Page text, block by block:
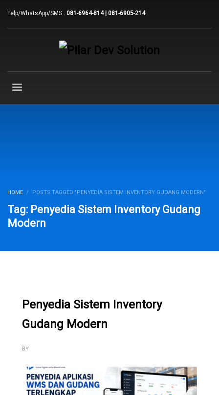
Telp/WhatsApp/SMS : 081-6964-814 | 081-6905-214
HOME POSTS TAGGED "PENYEDIA SISTEM INVENTORY GUDANG MODERN"
Tag: Penyedia Sistem Inventory Gudang
Modern
Penyedia Sistem Inventory
Gudang Modern
BY